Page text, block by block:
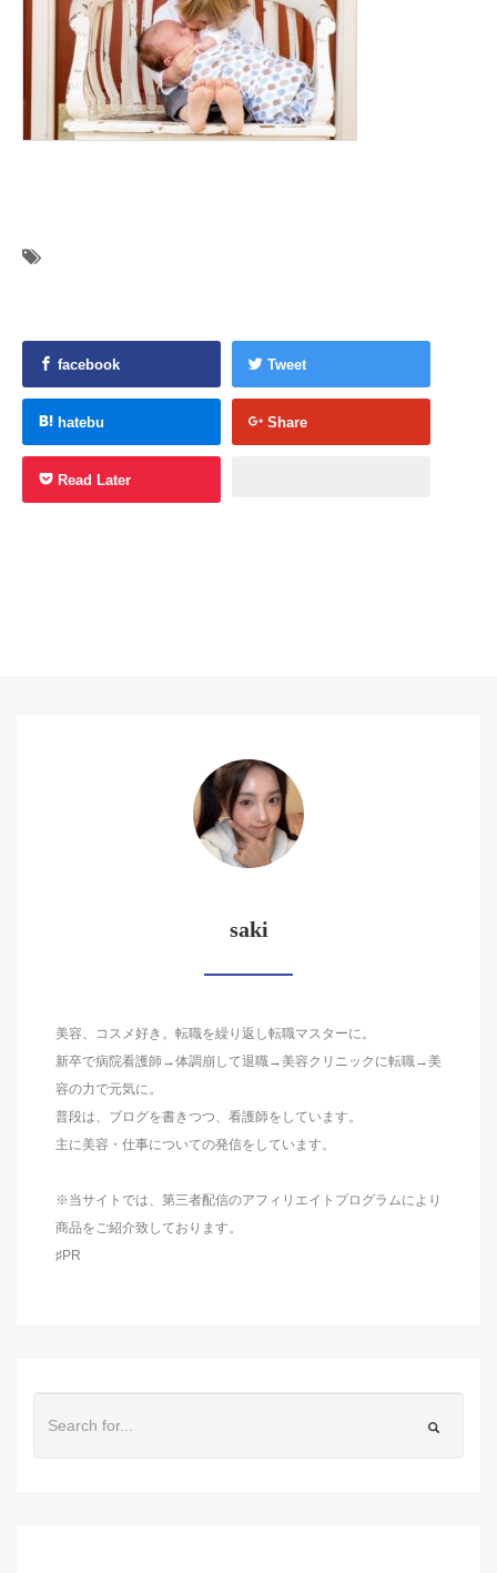
facebook Tweet
hatebu Share
Read Later
saki
美容、コスメ好き。転職を繰り返し転職マスターに。
新卒で病院看護師→体調崩して退職→美容クリニックに転職→美
容の力で元気に。
普段は、ブログを書きつつ、看護師をしています。
主に美容・仕事についての発信をしています。
※当サイトでは、第三者配信のアフィリエイトプログラムにより
商品をご紹介致しております。
♯PR